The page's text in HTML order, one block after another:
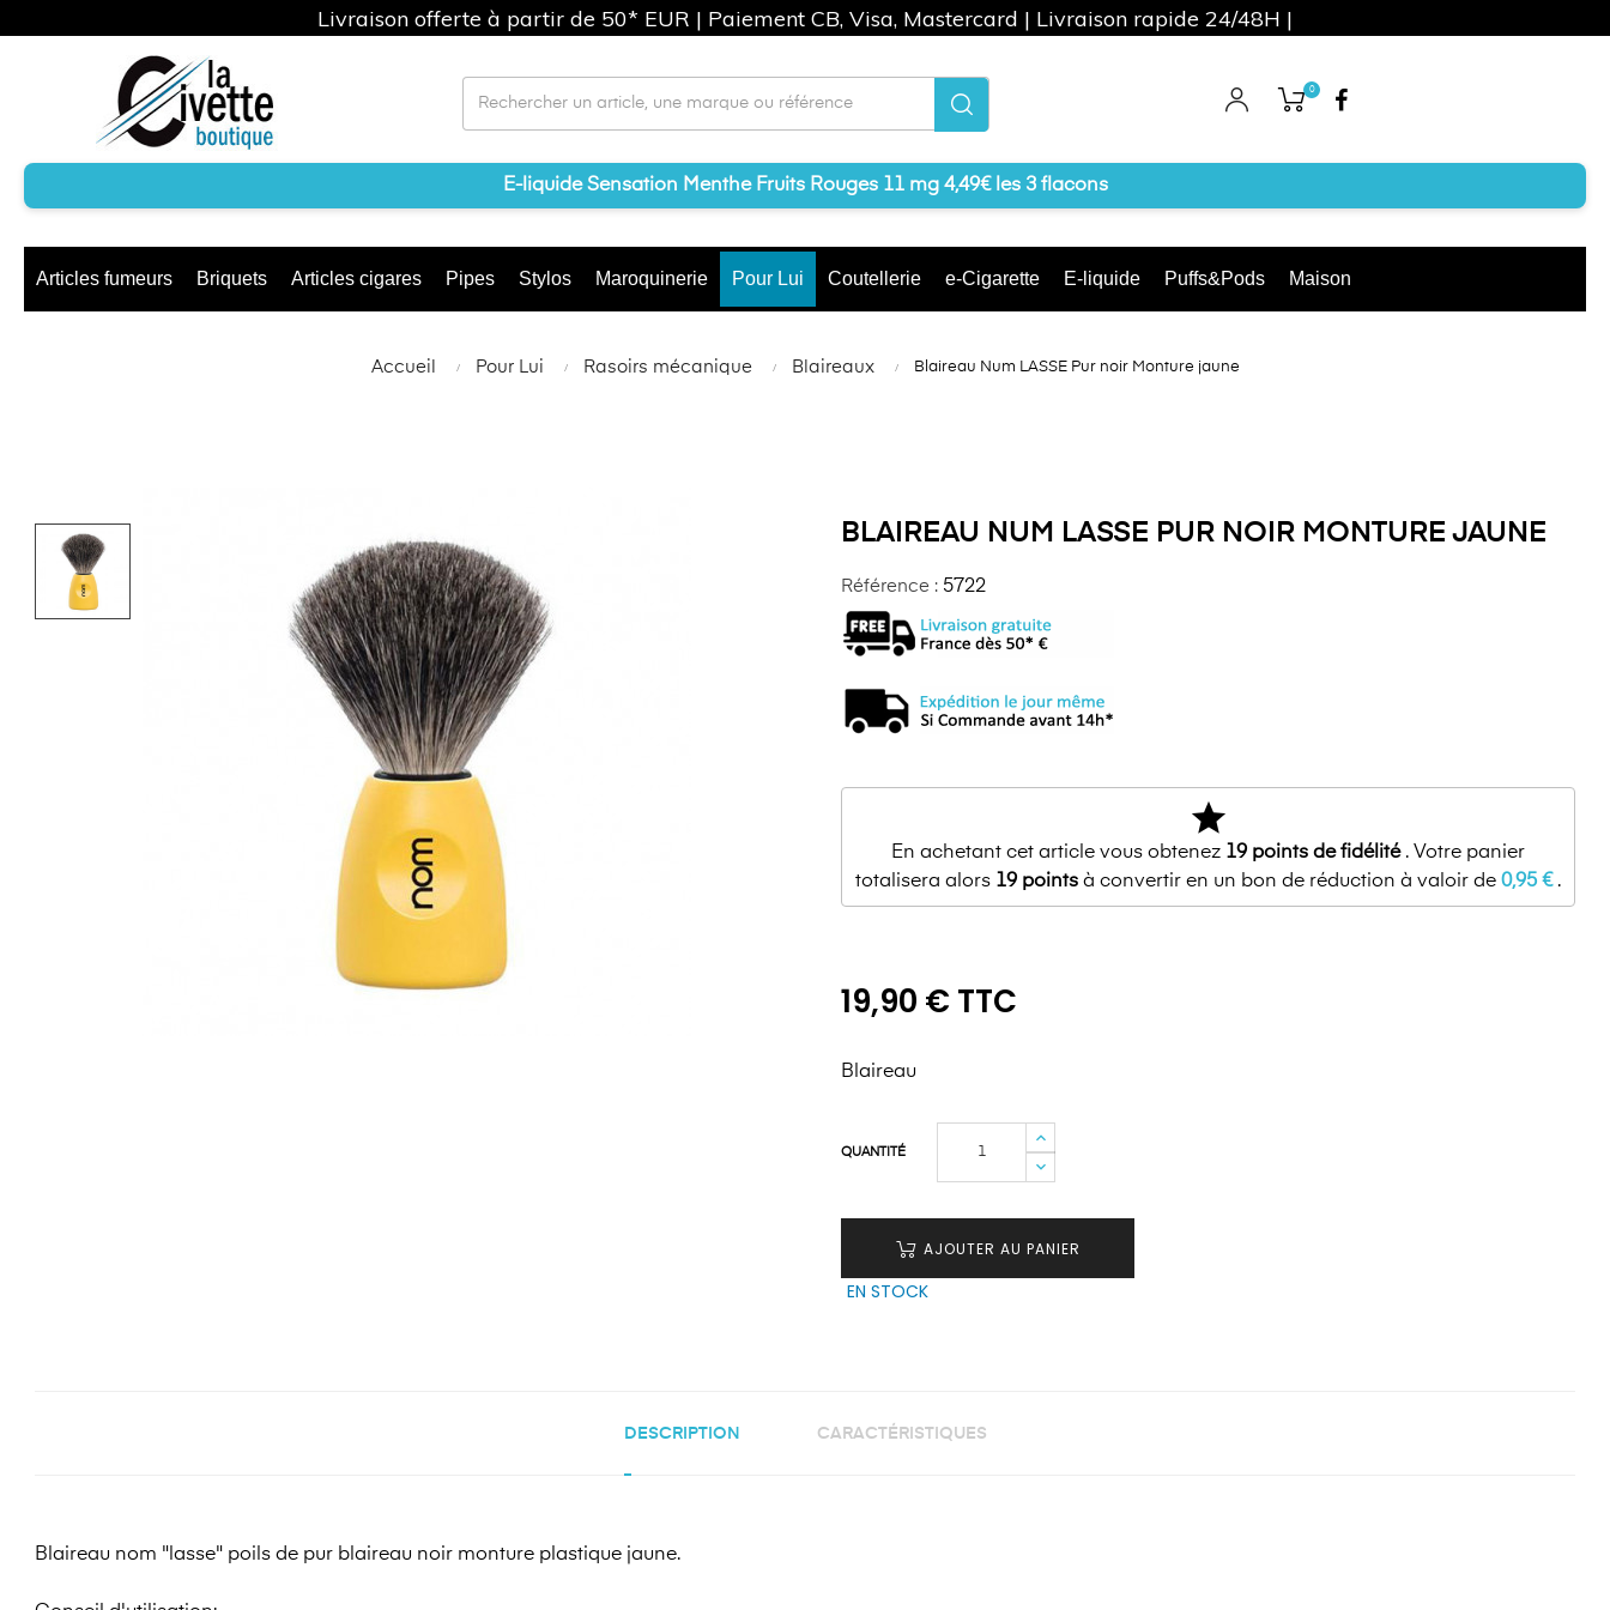
0
E-liquide Sensation Menthe Fruits Rouges 11 mg 4,49€ les 3 flacons
Articles fumeurs Briquets Articles cigares Pipes Stylos Maroquinerie Pour Lui Coutellerie e-Cigarette E-liquide Puffs&Pods Maison
Accueil Pour Lui Rasoirs mécanique Blaireaux Blaireau Num LASSE Pur noir Monture jaune
BLAIREAU NUM LASSE PUR NOIR MONTURE JAUNE
Référence : 5722
star
En achetant cet article vous obtenez 19 points de fidélité. Votre panier
totalisera alors 19 points à convertir en un bon de réduction à valoir de 0,95 €.
19,90 € TTC
Blaireau
QUANTITÉ
AJOUTER AU PANIER
EN STOCK
DESCRIPTION CARACTÉRISTIQUES
Blaireau nom "lasse" poils de pur blaireau noir monture plastique jaune.
Livraison offerte à partir de 50* EUR | Paiement CB, Visa, Mastercard | Livraison rapide 24/48H |